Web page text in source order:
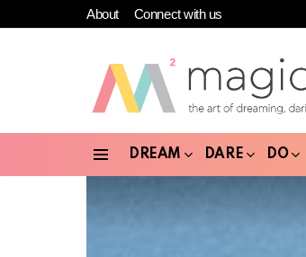
About Connect with us
DREAM DARE DO